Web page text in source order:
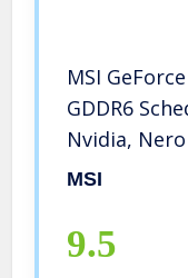
MSI
GDDR6
Nvidia, ‎Nero
MSI
9.5